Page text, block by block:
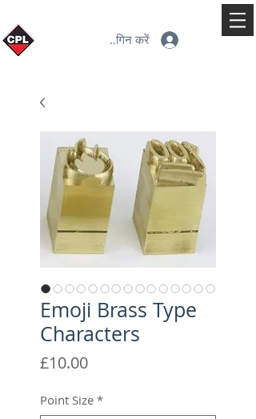
लॉगिन करें
Emoji Brass Type
Characters
£10.00मूल्य
Point Size *